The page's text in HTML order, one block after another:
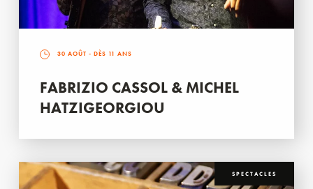
30 AOÛT - DÈS 11 ANS
FABRIZIO CASSOL & MICHEL
HATZIGEORGIOU
SPECTACLES